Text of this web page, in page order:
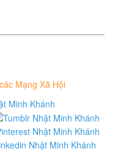
Mạng Xã Hội